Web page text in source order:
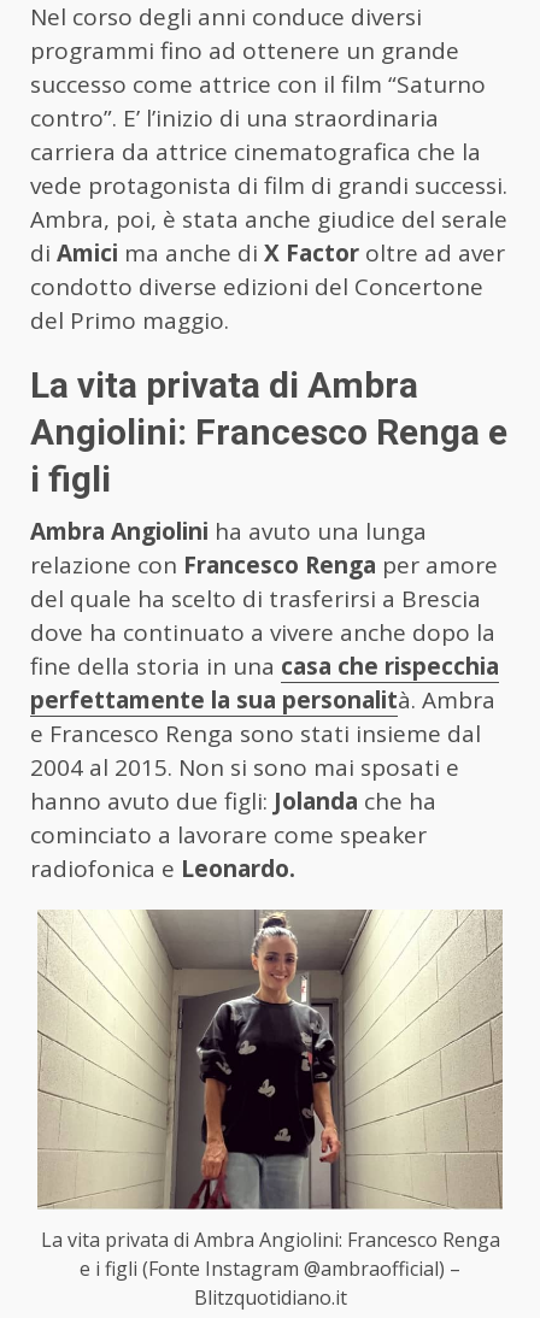
Nel corso degli anni conduce diversi
programmi fino ad ottenere un grande
successo come attrice con il film “Saturno
contro”. E’ l’inizio di una straordinaria
carriera da attrice cinematografica che la
vede protagonista di film di grandi successi.
Ambra, poi, è stata anche giudice del serale
di Amici ma anche di X Factor oltre ad aver
condotto diverse edizioni del Concertone
del Primo maggio.
La vita privata di Ambra
Angiolini: Francesco Renga e
i figli
Ambra Angiolini ha avuto una lunga
relazione con Francesco Renga per amore
del quale ha scelto di trasferirsi a Brescia
dove ha continuato a vivere anche dopo la
fine della storia in una casa che rispecchia
perfettamente la sua personalità. Ambra
e Francesco Renga sono stati insieme dal
2004 al 2015. Non si sono mai sposati e
hanno avuto due figli: Jolanda che ha
cominciato a lavorare come speaker
radiofonica e Leonardo.
La vita privata di Ambra Angiolini: Francesco Renga
e i figli (Fonte Instagram @ambraofficial) –
Blitzquotidiano.it